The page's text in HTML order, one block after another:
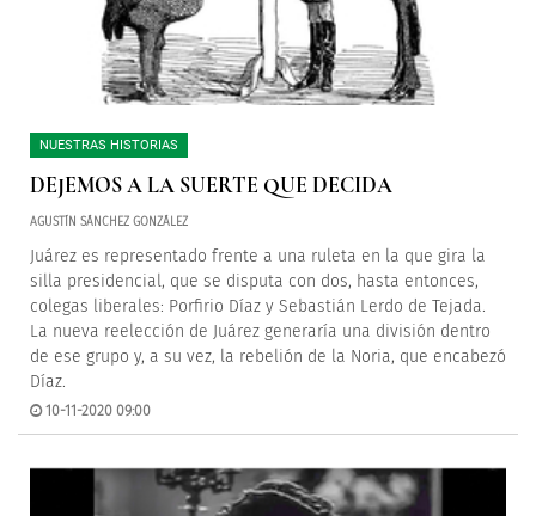
NUESTRAS HISTORIAS
DEJEMOS A LA SUERTE QUE DECIDA
AGUSTÍN SÁNCHEZ GONZÁLEZ
Juárez es representado frente a una ruleta en la que gira la
silla presidencial, que se disputa con dos, hasta entonces,
colegas liberales: Porfirio Díaz y Sebastián Lerdo de Tejada.
La nueva reelección de Juárez generaría una división dentro
de ese grupo y, a su vez, la rebelión de la Noria, que encabezó
Díaz.
10-11-2020 09:00